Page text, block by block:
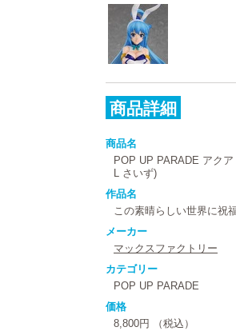
商品詳細
商品名
POP UP PARADE アク
L さいず)
作品名
この素晴らしい世界に祝
メーカー
マックスファクトリー
カテゴリー
POP UP PARADE
価格
8,800円 （税込）